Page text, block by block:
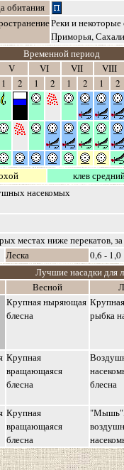
обитания
Реки и
Приморья,
Временной период
V VI VII
VIII
1 2 1 2 1 2 1
2
клев
насекомых
местах ниже перекатов,
Леска
0,6 - 1,0
Лучшие насадки для
Весной
Крупная ныряющая
блесна
рыбка
Крупная
вращающаяся
блесна
блесна
Крупная
вращающаяся
блесна
"Мышь",